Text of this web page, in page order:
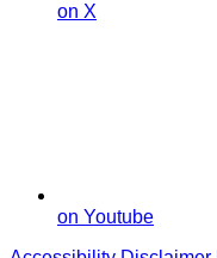
on X
on Youtube